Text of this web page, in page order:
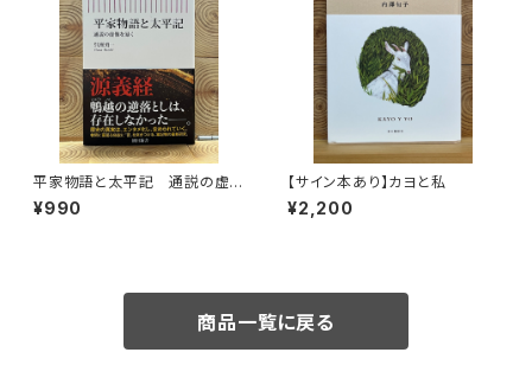
平家物語と太平記 通説の虚
像を暴く
¥990
【サイン本あり】カヨと私
¥2,200
商品一覧に戻る